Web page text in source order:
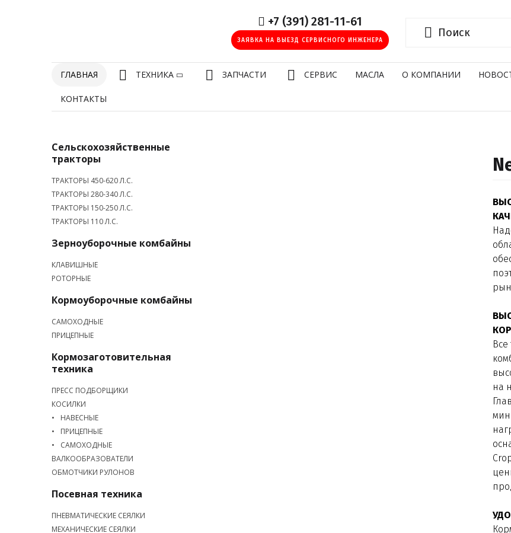
+7 (391) 281-11-61
ЗАЯВКА НА ВЫЕЗД СЕРВИСНОГО ИНЖЕНЕРА
ГЛАВНАЯ ТЕХНИКА ЗАПЧАСТИ СЕРВИС МАСЛА О КОМПАНИИ
КОНТАКТЫ
Сельскохозяйственные
тракторы
ТРАКТОРЫ 450-620 Л.С.
ТРАКТОРЫ 280-340 Л.С.
ТРАКТОРЫ 150-250 Л.С.
ТРАКТОРЫ 110 Л.С.
Зерноуборочные комбайны
КЛАВИШНЫЕ
РОТОРНЫЕ
Кормоуборочные комбайны
САМОХОДНЫЕ
ПРИЦЕПНЫЕ
Кормозаготовительная
техника
ПРЕСС ПОДБОРЩИКИ
КОСИЛКИ
НАВЕСНЫЕ
ПРИЦЕПНЫЕ
САМОХОДНЫЕ
ВАЛКООБРАЗОВАТЕЛИ
ОБМОТЧИКИ РУЛОНОВ
Посевная техника
ПНЕВМАТИЧЕСКИЕ СЕЯЛКИ
МЕХАНИЧЕСКИЕ СЕЯЛКИ
на
мин